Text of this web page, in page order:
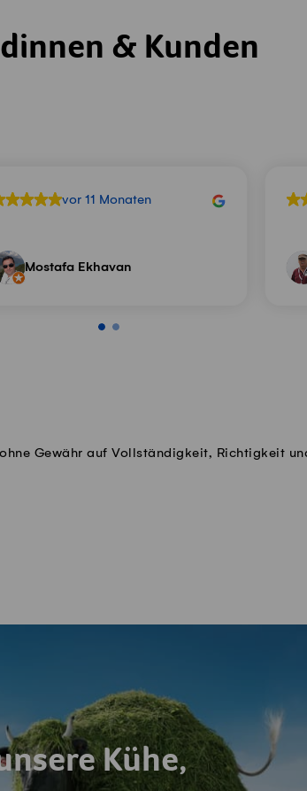
& Kunden
vor 11 Monaten
Mostafa Ekhavan
Gewähr auf Vollständigkeit, Richtigkeit
Kühe,